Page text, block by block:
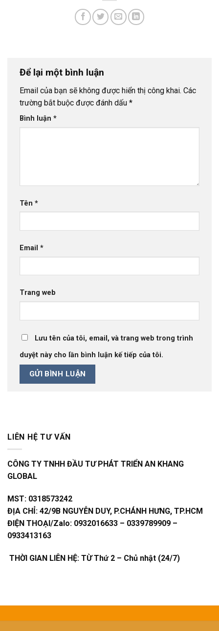
Để lại một bình luận
Email của bạn sẽ không được hiển thị công khai. Các
trường bắt buộc được đánh dấu *
Bình luận *
Tên *
Email *
Trang web
Lưu tên của tôi, email, và trang web trong trình
duyệt này cho lần bình luận kế tiếp của tôi.
LIÊN HỆ TƯ VẤN
CÔNG TY TNHH ĐẦU TƯ PHÁT TRIỂN AN KHANG
GLOBAL
MST: 0318573242
ĐỊA CHỈ: 42/9B NGUYỄN DUY, P.CHÁNH HƯNG, TP.HCM
ĐIỆN THOẠI/Zalo: 0932016633 – 0339789909 –
0933413163
THỜI GIAN LIÊN HỆ: TỪ Thứ 2 – Chủ nhật (24/7)